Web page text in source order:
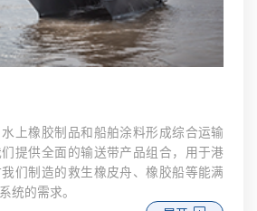
上橡胶制品和船舶涂料形成综合运输
提供全面的输送带产品组合，用于港
们制造的救生橡皮舟、橡胶船等能满
统的需求。